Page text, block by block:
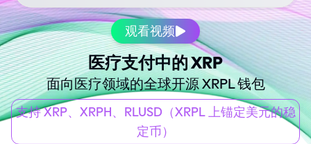
观看视频
医疗支付中的 XRP
面向医疗领域的全球开源 XRPL 钱包
支持 XRP、XRPH、RLUSD（XRPL 上锚定美元的稳
定币）